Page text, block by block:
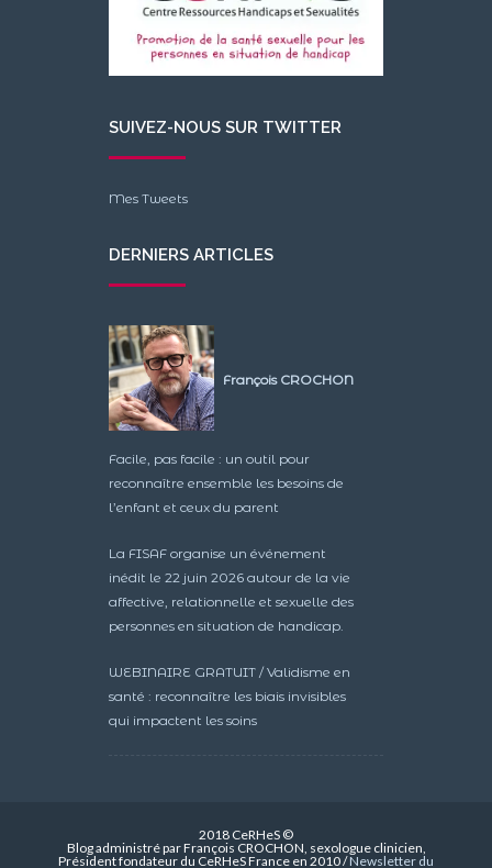
SUIVEZ-NOUS SUR TWITTER
Mes Tweets
DERNIERS ARTICLES
François CROCHON
Facile, pas facile : un outil pour
reconnaître ensemble les besoins de
l’enfant et ceux du parent
La FISAF organise un événement
inédit le 22 juin 2026 autour de la vie
affective, relationnelle et sexuelle des
personnes en situation de handicap.
WEBINAIRE GRATUIT / Validisme en
santé : reconnaître les biais invisibles
qui impactent les soins
2018 CeRHeS ©
Blog administré par François CROCHON, sexologue clinicien,
Président fondateur du CeRHeS France en 2010 /Newsletter du